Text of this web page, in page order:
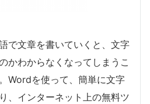
で文章を書いていくと、文字
かわからなくなってしまうこ
Wordを使って、簡単に文字
、インターネット上の無料ツ